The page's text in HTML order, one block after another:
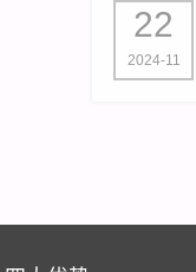
22
2024-11